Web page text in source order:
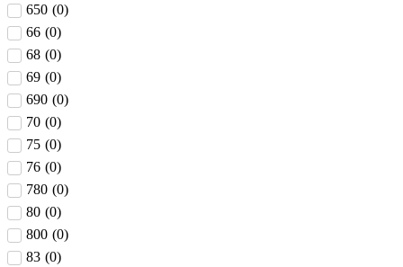
650 (0)
66 (0)
68 (0)
69 (0)
690 (0)
70 (0)
75 (0)
76 (0)
780 (0)
80 (0)
800 (0)
83 (0)